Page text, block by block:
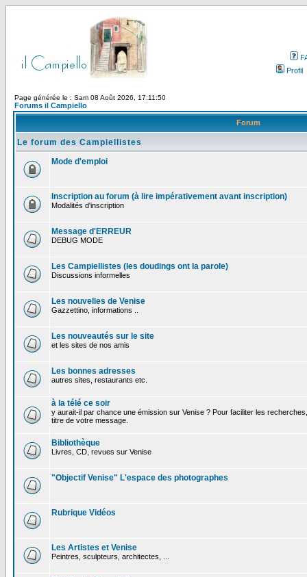
Profil
Page générée le : Sam 08 Août 2026, 17:11:50
Forums il Campiello
Forum
Le forum des Campiellistes
Mode d'emploi
Inscription au forum (à lire impérativement avant inscription)
Modalités d'inscription
Message d'ERREUR
DEBUG MODE
Les Campiellistes (les doudings ont la parole)
Discussions informelles
Les nouvelles de Venise
Gazzettino, informations ..
Les nouveautés sur le site
et les sites de nos amis
Les bonnes adresses
autres sites, restaurants etc.
à la télé ce soir
y aurait-il par chance une émission sur Venise ? Pour faciliter les
titre de votre message.
Bibliothèque
Livres, CD, revues sur Venise
"Objectif Venise" L'espace des photographes
Rubrique Vidéos
Les Artistes et Venise
Peintres, sculpteurs, architectes, ...